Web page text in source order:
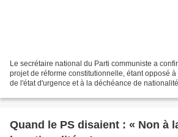
Le secrétaire national du Parti communiste a
projet de réforme constitutionnelle, étant opposé
de l'état d'urgence et à la déchéance de
Quand le PS disaient : « Non à